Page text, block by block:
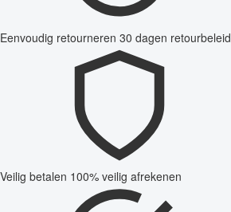
Eenvoudig retourneren 30 dagen retourbeleid
Veilig betalen 100% veilig afrekenen